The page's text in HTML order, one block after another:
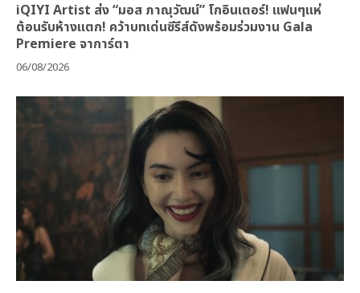
iQIYI Artist ส่ง “มอส ภาณุวัฒน์” โกอินเตอร์! แฟนๆแห่
ต้อนรับห้างแตก! คว้าบทเด่นซีรีส์ดังพร้อมร่วมงาน Gala
Premiere จาการ์ตา
06/08/2026